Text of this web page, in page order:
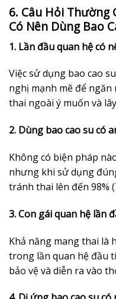
6. Câu Hỏi Thường
Có Nên Dùng Bao
1. Lần đầu quan hệ có
Việc sử dụng bao cao
nghị mạnh mẽ để
thai ngoài ý muốn và
2. Dùng bao cao su có
Không có biện pháp
nhưng khi sử dụng
tránh thai lên đến 98%
3. Con gái quan hệ lần
Khả năng mang thai là
trong lần quan hệ đầu
bảo vệ và diễn ra vào